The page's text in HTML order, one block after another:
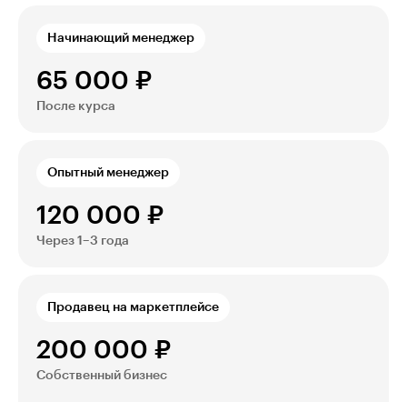
65 000 ₽
Начинающий менеджер
После курса
120 000 ₽
Опытный менеджер
Через 1–3 года
200 000 ₽
Продавец на маркетплейсе
Собственный бизнес